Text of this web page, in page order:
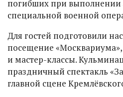
погибших при выполнении
специальной военной
Для гостей подготовили
посещение
и мастер-классы.
праздничный спектакль
главной сцене